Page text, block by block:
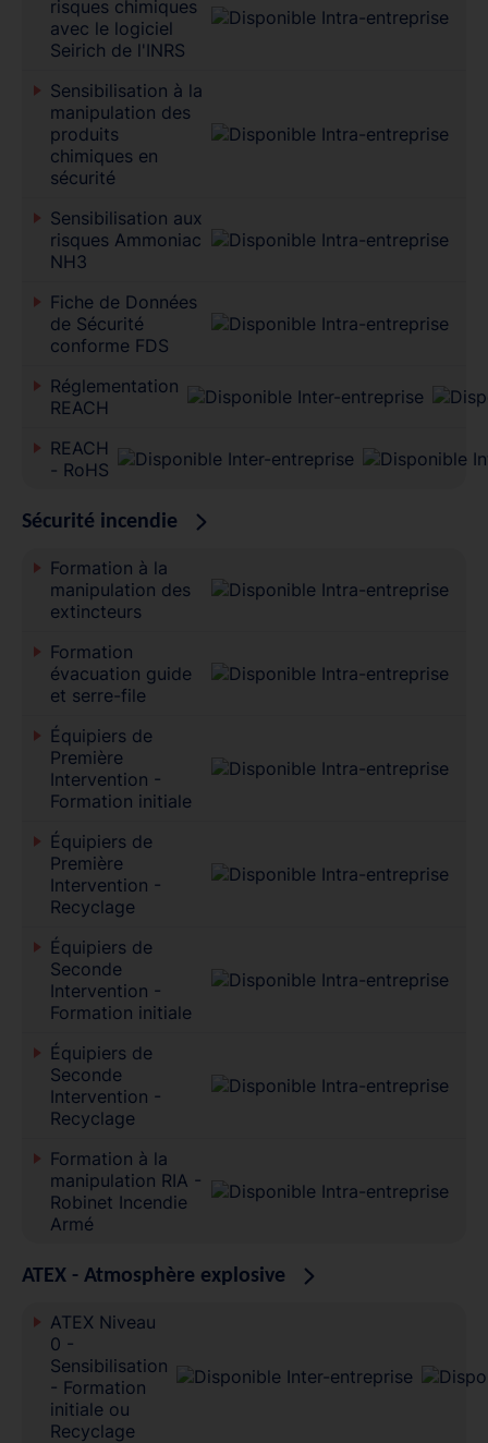
risques chimiques
avec le logiciel
Seirich de l'INRS
Sensibilisation à la
manipulation des
produits
chimiques en
sécurité
Sensibilisation aux
risques Ammoniac
NH3
Fiche de Données
de Sécurité
conforme FDS
Réglementation
REACH
REACH
- RoHS
Sécurité incendie
Formation à la
manipulation des
extincteurs
Formation
évacuation guide
et serre-file
Équipiers de
Première
Intervention -
Formation initiale
Équipiers de
Première
Intervention -
Recyclage
Équipiers de
Seconde
Intervention -
Formation initiale
Équipiers de
Seconde
Intervention -
Recyclage
Formation à la
manipulation RIA -
Robinet Incendie
Armé
ATEX - Atmosphère explosive
ATEX Niveau
0 -
Sensibilisation
- Formation
initiale ou
Recyclage